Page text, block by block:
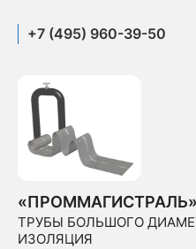
+7 (495) 960-39-50
«ПРОММАГИСТРАЛЬ»
ТРУБЫ БОЛЬШОГО
ИЗОЛЯЦИЯ